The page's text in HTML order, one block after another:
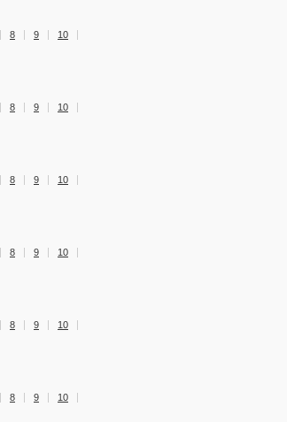
8 9
10
8 9
10
8 9
10
8 9
10
8 9
10
8 9
10